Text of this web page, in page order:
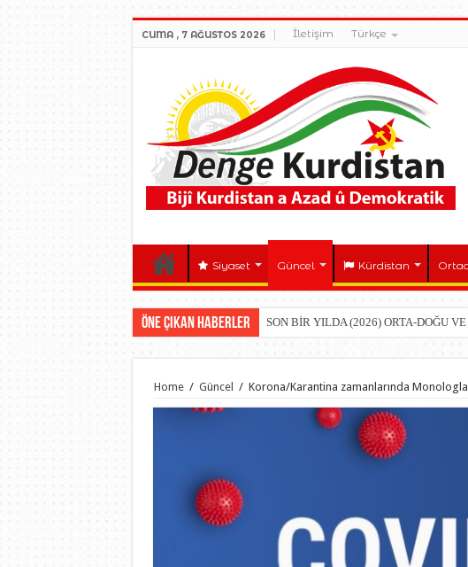
CUMA , 7 AĞUSTOS 2026 İletişim Türkçe
Siyaset Güncel Kürdistan
Öne çıkan Haberler SON BİR YILDA (2026) ORTA-DOĞU
Home / Güncel / Korona/Karantina zamanlarında